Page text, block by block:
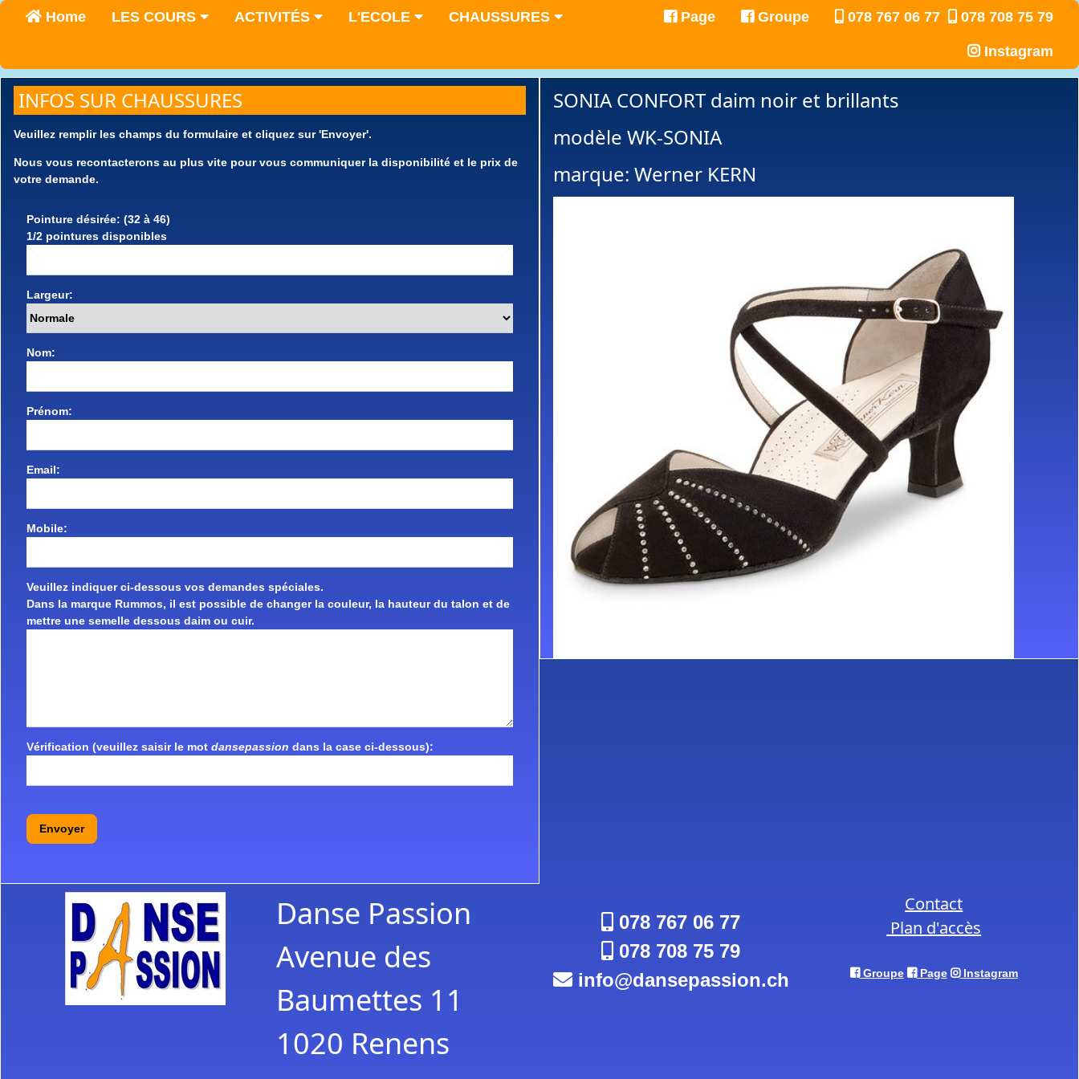
Home LES COURS ACTIVITÉS L'ECOLE CHAUSSURES 078 767 06 77 078 708 75 79
Groupe
Page
Instagram
INFOS SUR CHAUSSURES
Veuillez remplir les champs du formulaire et cliquez sur 'Envoyer'.
Nous vous recontacterons au plus vite pour vous communiquer la disponibilité et le prix de
votre demande.
Pointure désirée: (32 à 46)
1/2 pointures disponibles
Largeur:
Nom:
Prénom:
Email:
Mobile:
Veuillez indiquer ci-dessous vos demandes spéciales.
Dans la marque Rummos, il est possible de changer la couleur, la hauteur du talon et de
mettre une semelle dessous daim ou cuir.
Vérification (veuillez saisir le mot dansepassion dans la case ci-dessous):
Envoyer
SONIA CONFORT daim noir et brillants
modèle WK-SONIA
marque: Werner KERN
Danse Passion
Avenue des
Baumettes 11
1020 Renens
078 767 06 77
078 708 75 79
info
dansepassion.ch
Contact
Plan d'accès
Groupe Page Instagram